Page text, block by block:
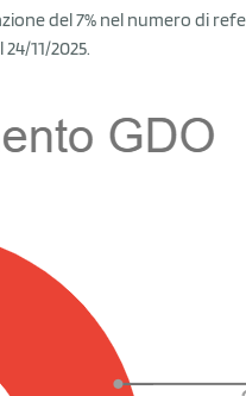
del 7% nel numero di
11/2025.